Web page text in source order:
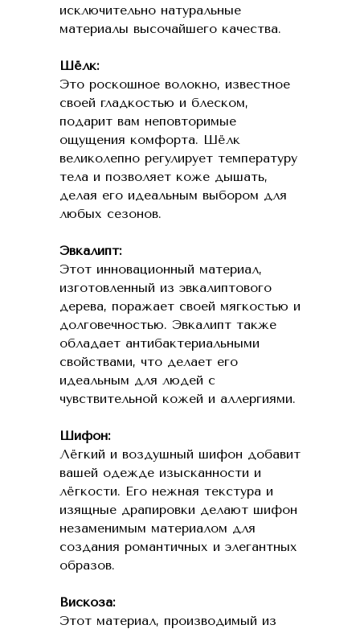
исключительно натуральные
материалы высочайшего качества.
Шёлк:
Это роскошное волокно, известное
своей гладкостью и блеском,
подарит вам неповторимые
ощущения комфорта. Шёлк
великолепно регулирует температуру
тела и позволяет коже дышать,
делая его идеальным выбором для
любых сезонов.
Эвкалипт:
Этот инновационный материал,
изготовленный из эвкалиптового
дерева, поражает своей мягкостью и
долговечностью. Эвкалипт также
обладает антибактериальными
свойствами, что делает его
идеальным для людей с
чувствительной кожей и аллергиями.
Шифон:
Лёгкий и воздушный шифон добавит
вашей одежде изысканности и
лёгкости. Его нежная текстура и
изящные драпировки делают шифон
незаменимым материалом для
создания романтичных и элегантных
образов.
Вискоза:
Этот материал, производимый из